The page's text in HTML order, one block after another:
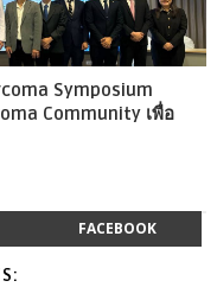
Symposium
Community เพื่อ
FACEBOOK